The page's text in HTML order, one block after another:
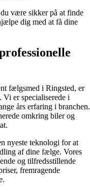
være sikker på at finde
dig med at få dine
fælgsmed i Ringsted, er
er specialiserede i
års erfaring i branchen.
omkring biler og
nyeste teknologi for at
af dine fælge. Vores
og tilfredsstillende
fremragende